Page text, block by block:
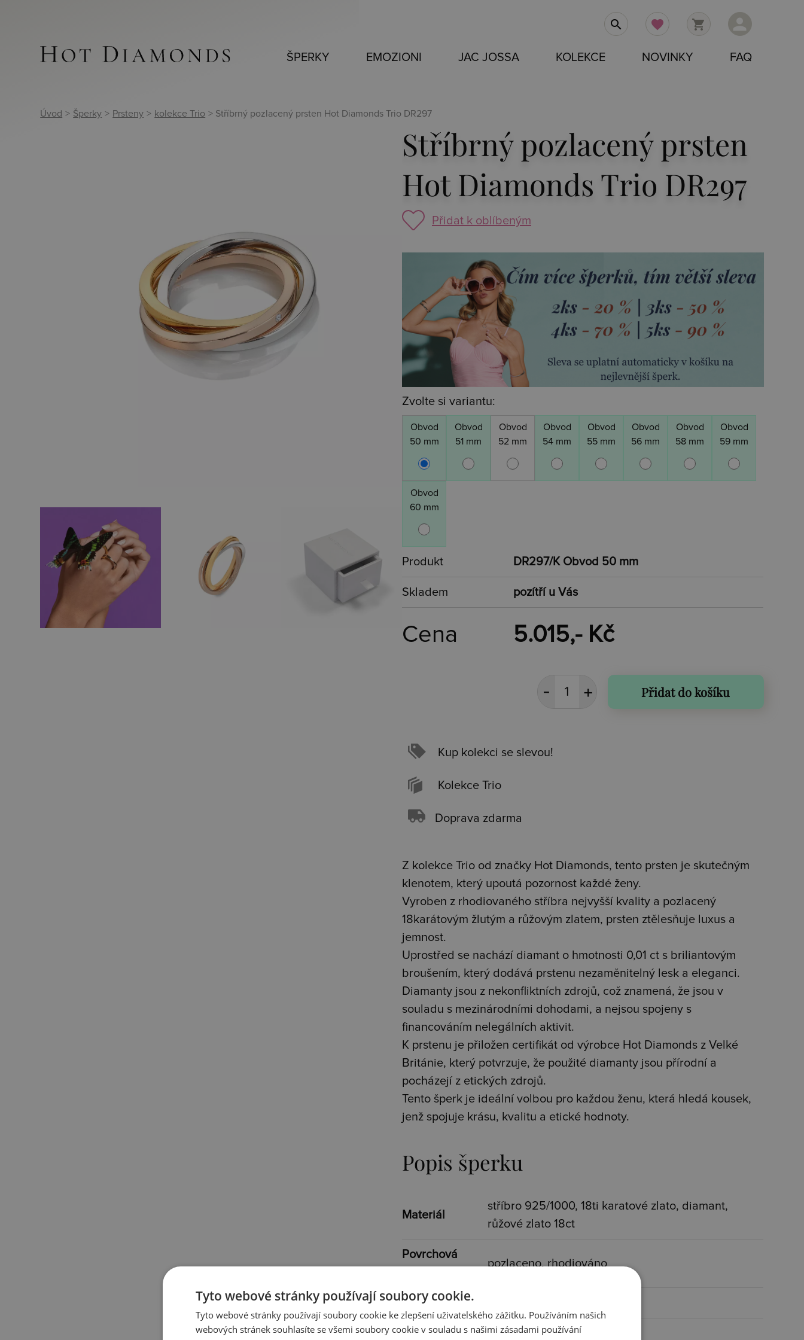
person
shopping_cart
favorite
search
ŠPERKY EMOZIONI JAC JOSSA KOLEKCE NOVINKY FAQ
Úvod > Šperky > Prsteny > kolekce Trio > Stříbrný pozlacený prsten Hot Diamonds Trio DR297
Stříbrný pozlacený prsten
Hot Diamonds Trio DR297
Přidat k oblíbeným
Zvolte si variantu:
Obvod
50 mm
Obvod
51 mm
Obvod
52 mm
Obvod
54 mm
Obvod
55 mm
Obvod
56 mm
Obvod
58 mm
Obvod
59 mm
Obvod
60 mm
Produkt DR297/K Obvod 50 mm
Skladem pozítří u Vás
Cena 5.015,- Kč
Přidat do košíku
Kup kolekci se slevou!
Kolekce Trio
Doprava zdarma
Z kolekce Trio od značky Hot Diamonds, tento prsten je skutečným
klenotem, který upoutá pozornost každé ženy.
Vyroben z rhodiovaného stříbra nejvyšší kvality a pozlacený
18karátovým žlutým a růžovým zlatem, prsten ztělesňuje luxus a
jemnost.
Uprostřed se nachází diamant o hmotnosti 0,01 ct s briliantovým
broušením, který dodává prstenu nezaměnitelný lesk a eleganci.
Diamanty jsou z nekonfliktních zdrojů, což znamená, že jsou v
souladu s mezinárodními dohodami, a nejsou spojeny s
financováním nelegálních aktivit.
K prstenu je přiložen certifikát od výrobce Hot Diamonds z Velké
Británie, který potvrzuje, že použité diamanty jsou přírodní a
pocházejí z etických zdrojů.
Tento šperk je ideální volbou pro každou ženu, která hledá kousek,
jenž spojuje krásu, kvalitu a etické hodnoty.
Popis šperku
Materiál
stříbro 925/1000, 18ti karatové zlato, diamant,
růžové zlato 18ct
Povrchová
pozlaceno, rhodiováno
Osazení
Specifikace
Tyto webové stránky používají soubory cookie.
Tyto webové stránky používají soubory cookie ke zlepšení uživatelského zážitku. Používáním našich
webových stránek souhlasíte se všemi soubory cookie v souladu s našimi zásadami používání